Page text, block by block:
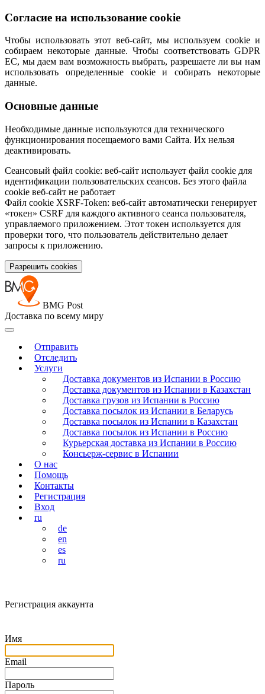
Согласие на использование cookie
Чтобы использовать этот веб-сайт, мы используем cookie и
собираем некоторые данные. Чтобы соответствовать GDPR
ЕС, мы даем вам возможность выбрать, разрешаете ли вы нам
использовать определенные cookie и собирать некоторые
данные.
Основные данные
Необходимые данные используются для технического
функционирования посещаемого вами Сайта. Их нельзя
деактивировать.
Сеансовый файл cookie: веб-сайт использует файл cookie для
идентификации пользовательских сеансов. Без этого файла
cookie веб-сайт не работает
Файл cookie XSRF-Token: веб-сайт автоматически генерирует
«токен» CSRF для каждого активного сеанса пользователя,
управляемого приложением. Этот токен используется для
проверки того, что пользователь действительно делает
запросы к приложению.
Разрешить cookies
BMG Post
Доставка по всему миру
Отправить
Отследить
Услуги
Доставка документов из Испании в Россию
Доставка документов из Испании в Казахстан
Доставка грузов из Испании в Россию
Доставка посылок из Испании в Беларусь
Доставка посылок из Испании в Казахстан
Доставка посылок из Испании в Россию
Курьерская доставка из Испании в Россию
Консьерж-сервис в Испании
О нас
Помощь
Контакты
Регистрация
Вход
ru
de
en
es
ru
Регистрация аккаунта
Имя
Email
Пароль